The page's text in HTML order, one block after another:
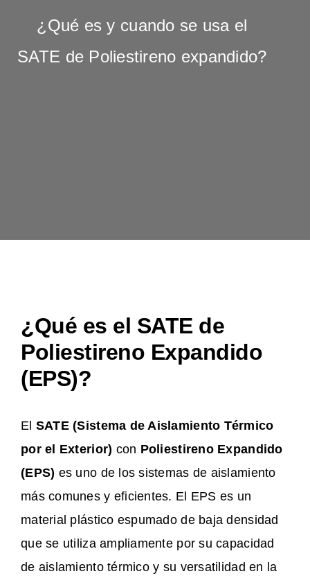
¿Qué es y cuando se usa el
SATE de Poliestireno expandido?
¿Qué es el SATE de
Poliestireno Expandido
(EPS)?
El SATE (Sistema de Aislamiento Térmico
por el Exterior) con Poliestireno Expandido
(EPS) es uno de los sistemas de aislamiento
más comunes y eficientes. El EPS es un
material plástico espumado de baja densidad
que se utiliza ampliamente por su capacidad
de aislamiento térmico y su versatilidad en la